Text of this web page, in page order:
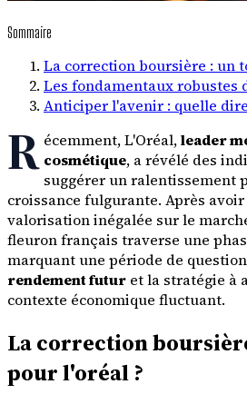
Sommaire
La correction boursière : un
Les fondamentaux robustes
Anticiper l'avenir : quelle
R écemment, L'Oréal,leader
cosmétique, a révélé des
suggérer un ralentissement
croissance fulgurante. Après
valorisation inégalée sur le
fleuron français traverse une
marquant une période de
rendement futur et la stratégie à
contexte économique fluctuant.
La correction
pour l'oréal ?